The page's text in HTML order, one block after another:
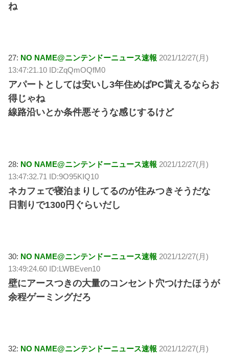
ね
27: NO NAME@ニンテンドーニュース速報 2021/12/27(月)
13:47:21.10 ID:ZqQmOQfM0
アパートとしては安いし3年住めばPC貰えるならお
得じゃね
線路沿いとか条件悪そうな感じするけど
28: NO NAME@ニンテンドーニュース速報 2021/12/27(月)
13:47:32.71 ID:9O95KIQ10
ネカフェで寝泊まりしてるのが住みつきそうだな
日割りで1300円ぐらいだし
30: NO NAME@ニンテンドーニュース速報 2021/12/27(月)
13:49:24.60 ID:LWBEven10
壁にアースつきの大量のコンセント穴つけたほうが
余程ゲーミングだろ
32: NO NAME@ニンテンドーニュース速報 2021/12/27(月)